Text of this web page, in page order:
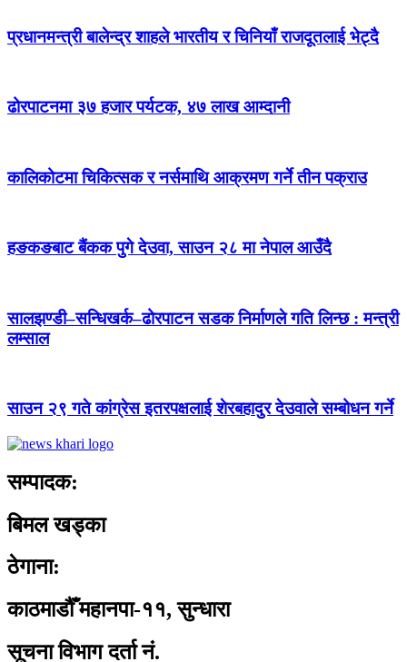
प्रधानमन्त्री बालेन्द्र शाहले भारतीय र चिनियाँ राजदूतलाई भेट्दै
ढोरपाटनमा ३७ हजार पर्यटक, ४७ लाख आम्दानी
कालिकोटमा चिकित्सक र नर्समाथि आक्रमण गर्ने तीन पक्राउ
हङकङबाट बैंकक पुगे देउवा, साउन २८ मा नेपाल आउँदै
सालझण्डी–सन्धिखर्क–ढोरपाटन सडक निर्माणले गति लिन्छ : मन्त्री
लम्साल
साउन २९ गते कांग्रेस इतरपक्षलाई शेरबहादुर देउवाले सम्बोधन गर्ने
सम्पादक:
बिमल खड्का
ठेगाना:
काठमाडौँ महानपा-११, सुन्धारा
सूचना विभाग दर्ता नं.